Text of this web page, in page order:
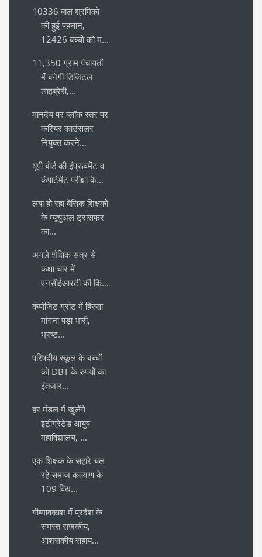
10336 बाल श्रमिकों
की हुई पहचान,
12426 बच्चों को म...
11,350 ग्राम पंचायतों
में बनेगी डिजिटल
लाइब्रेरी,...
मानदेय पर ब्लॉक स्तर पर
करियर काउंसलर
नियुक्त करने...
यूपी बोर्ड की इंप्रूवमेंट व
कंपार्टमेंट परीक्षा के...
लंबा हो रहा बेसिक शिक्षकों
के म्यूचुअल ट्रांसफर
का...
अगले शैक्षिक सत्र से
कक्षा चार में
एनसीईआरटी की कि...
कंपोजिट ग्रांट में हिस्सा
मांगना पड़ा भारी,
भ्रष्ट...
परिषदीय स्कूल के बच्चों
को DBT के रुपयों का
इंतजार...
हर मंडल में खुलेंगे
इंटीग्रेटेड आयुष
महाविद्यालय, ...
एक शिक्षक के सहारे चल
रहे समाज कल्याण के
109 विद्य...
गीष्मावकाश में प्रदेश के
समस्त राजकीय,
आशसकीय सहाय...